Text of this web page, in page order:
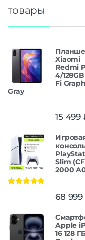
товары
Xiaomi
Redmi
4/
Fi
Gray
15 499
Slim
2000
68 999
Apple
16 128